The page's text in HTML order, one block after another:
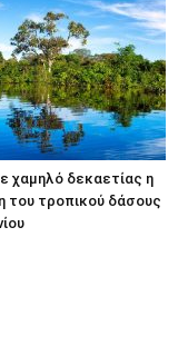
χαμηλό δεκαετίας η
του τροπικού δάσους